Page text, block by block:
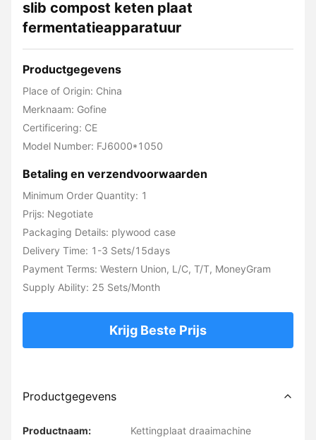
slib compost keten plaat
fermentatieapparatuur
Productgegevens
Place of Origin: China
Merknaam: Gofine
Certificering: CE
Model Number: FJ6000*1050
Betaling en verzendvoorwaarden
Minimum Order Quantity: 1
Prijs: Negotiate
Packaging Details: plywood case
Delivery Time: 1-3 Sets/15days
Payment Terms: Western Union, L/C, T/T, MoneyGram
Supply Ability: 25 Sets/Month
Krijg Beste Prijs
Productgegevens
Productnaam: Kettingplaat draaimachine